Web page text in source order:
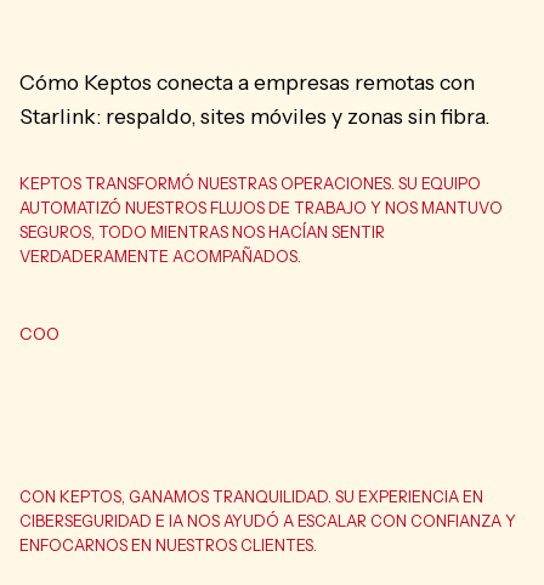
Cómo Keptos conecta a empresas remotas con
Starlink: respaldo, sites móviles y zonas sin fibra.
KEPTOS TRANSFORMÓ NUESTRAS OPERACIONES. SU EQUIPO
AUTOMATIZÓ NUESTROS FLUJOS DE TRABAJO Y NOS MANTUVO
SEGUROS, TODO MIENTRAS NOS HACÍAN SENTIR
VERDADERAMENTE ACOMPAÑADOS.
COO
CON KEPTOS, GANAMOS TRANQUILIDAD. SU EXPERIENCIA EN
CIBERSEGURIDAD E IA NOS AYUDÓ A ESCALAR CON CONFIANZA Y
ENFOCARNOS EN NUESTROS CLIENTES.